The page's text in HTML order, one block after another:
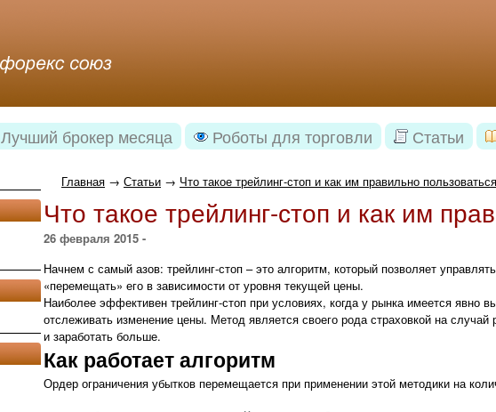
Лучший брокер месяца Роботы для торговли Статьи
Главная → Статьи → Что такое трейлинг-стоп и как им правильно
Что такое трейлинг-стоп и как им
26 февраля 2015 -
Начнем с самый азов: трейлинг-стоп – это алгоритм, который позволяет
«перемещать» его в зависимости от уровня текущей цены.
Наиболее эффективен трейлинг-стоп при условиях, когда у рынка имеется явно
отслеживать изменение цены. Метод является своего рода страховкой на
и заработать больше.
Как работает алгоритм
Ордер ограничения убытков перемещается при применении этой методики на